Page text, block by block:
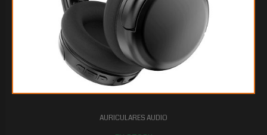
AURICULARES AUDIO